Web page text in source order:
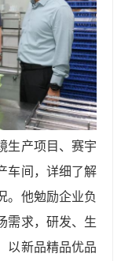
生产项目、赛宇
车间，详细了解
。他勉励企业负
需求，研发、生
以新品精品优品